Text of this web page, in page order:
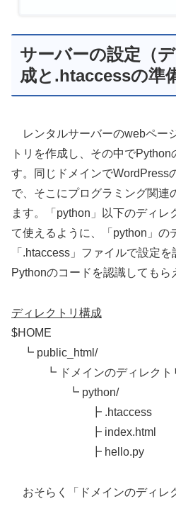
サーバーの設定（
成と.htaccessの準
レンタルサーバーのwebペー
トリを作成し、その中でPython
す。同じドメインでWordPress
で、そこにプログラミング関連
ます。「python」以下のディレ
て使えるように、「python」の
「.htaccess」ファイルで設定を
Pythonのコードを認識してもら
ディレクトリ構成
$HOME
┗ public_html/
┗ ドメインのディレクト
┗ python/
┣ .htaccess
┣ index.html
┣ hello.py
おそらく「ドメインのディレ